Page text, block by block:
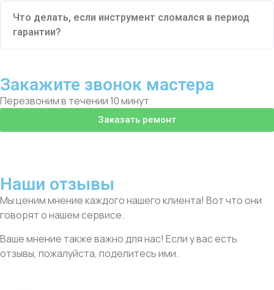
Что делать, если инструмент сломался в период
гарантии?
Закажите звонок мастера
Перезвоним в течении 10 минут
Заказать ремонт
Наши отзывы
Мы ценим мнение каждого нашего клиента! Вот что они
говорят о нашем сервисе.
Ваше мнение также важно для нас! Если у вас есть
отзывы, пожалуйста, поделитесь ими.